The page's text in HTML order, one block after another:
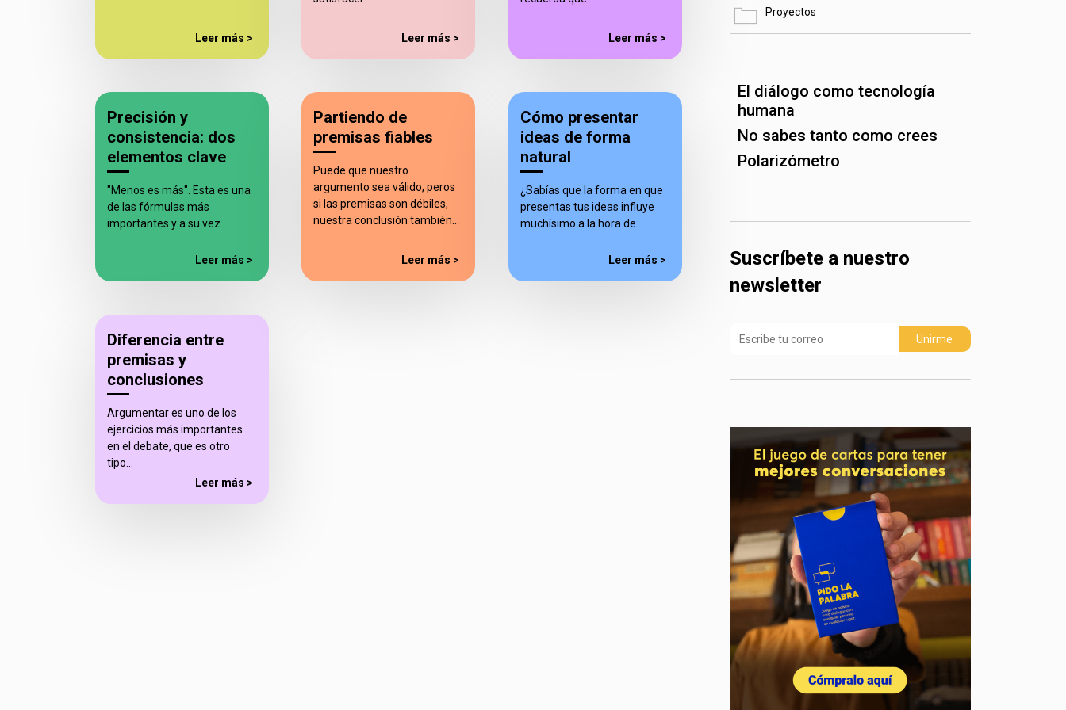
Leer más > Leer más > Leer más >
Precisión y
consistencia: dos
elementos clave
"Menos es más". Esta es una
de las fórmulas más
importantes y a su vez…
Leer más >
Partiendo de
premisas fiables
Puede que nuestro
argumento sea válido, peros
si las premisas son débiles,
nuestra conclusión también…
Leer más >
Cómo presentar
ideas de forma
natural
¿Sabías que la forma en que
presentas tus ideas influye
muchísimo a la hora de…
Leer más >
Diferencia entre
premisas y
conclusiones
Argumentar es uno de los
ejercicios más importantes
en el debate, que es otro
tipo…
Leer más >
Proyectos
El diálogo como tecnología
humana
No sabes tanto como crees
Polarizómetro
Suscríbete a nuestro
newsletter